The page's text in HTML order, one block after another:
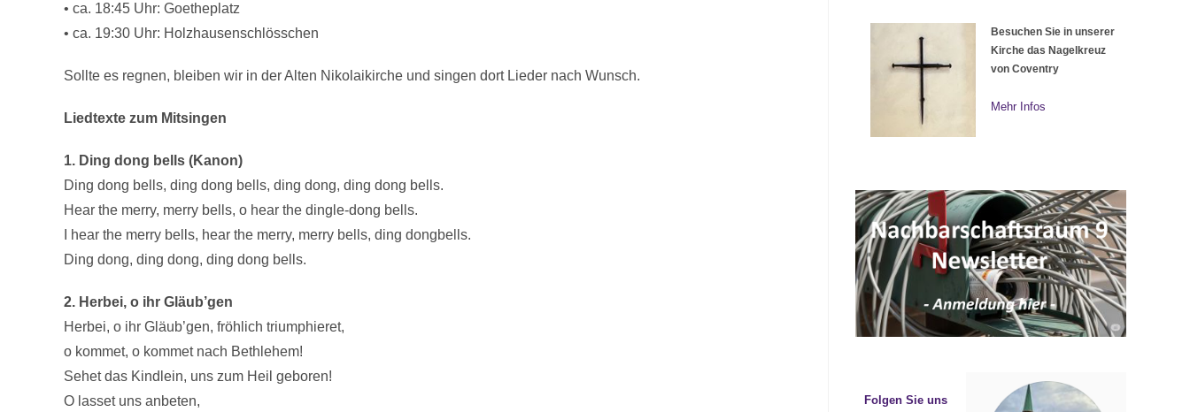
• ca. 18:45 Uhr: Goetheplatz
• ca. 19:30 Uhr: Holzhausenschlösschen
Sollte es regnen, bleiben wir in der Alten Nikolaikirche und singen dort Lieder nach Wunsch.
Liedtexte zum Mitsingen
1. Ding dong bells (Kanon)
Ding dong bells, ding dong bells, ding dong, ding dong bells.
Hear the merry, merry bells, o hear the dingle-dong bells.
I hear the merry bells, hear the merry, merry bells, ding dongbells.
Ding dong, ding dong, ding dong bells.
2. Herbei, o ihr Gläub’gen
Herbei, o ihr Gläub’gen, fröhlich triumphieret,
o kommet, o kommet nach Bethlehem!
Sehet das Kindlein, uns zum Heil geboren!
O lasset uns anbeten,
Besuchen Sie in unserer
Kirche das Nagelkreuz
von Coventry
Mehr Infos
Folgen Sie uns